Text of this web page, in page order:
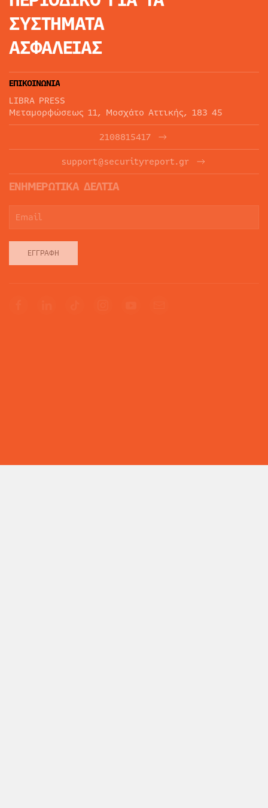
ΣΥΣΤΗΜΑΤΑ
ΑΣΦΑΛΕΙΑΣ
ΕΠΙΚΟΙΝΩΝΙΑ
LIBRA PRESS
Μεταμορφώσεως 11, Μοσχάτο Αττικής, 183 45
2108815417
support@securityreport.gr
ΕΝΗΜΕΡΩΤΙΚΑ ΔΕΛΤΙΑ
ΕΓΓΡΑΦΉ